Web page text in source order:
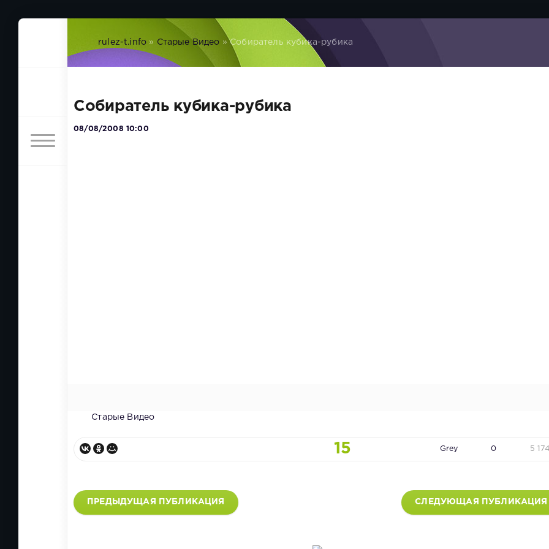
rulez-t.info » Старые Видео » Собиратель кубика-рубика
Собиратель кубика-рубика
08/08/2008 10:00
Старые Видео
15 Grey 0 5
ПРЕДЫДУЩАЯ ПУБЛИКАЦИЯ СЛЕДУЮЩАЯ ПУБЛИКАЦИЯ